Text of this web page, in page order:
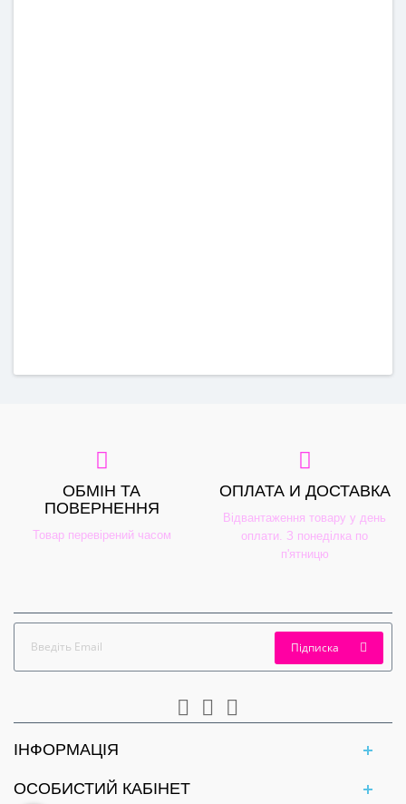
ОБМІН ТА
ПОВЕРНЕННЯ
Товар перевірений часом
ОПЛАТА И ДОСТАВКА
Відвантаження товару у день
оплати. З понеділка по
п'ятницю
Підписка
ІНФОРМАЦІЯ
ОСОБИСТИЙ КАБІНЕТ